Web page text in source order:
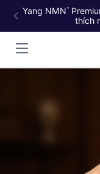
Yang NMN™
thích